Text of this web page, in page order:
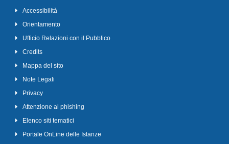
Accessibilità
Orientamento
Ufficio Relazioni con il Pubblico
Credits
Mappa del sito
Note Legali
Privacy
Attenzione al phishing
Elenco siti tematici
Portale OnLine delle Istanze